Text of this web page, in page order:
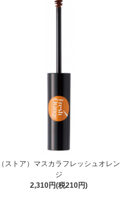
（ストア）マスカラフレッシュオレン
ジ
2,310円(税210円)